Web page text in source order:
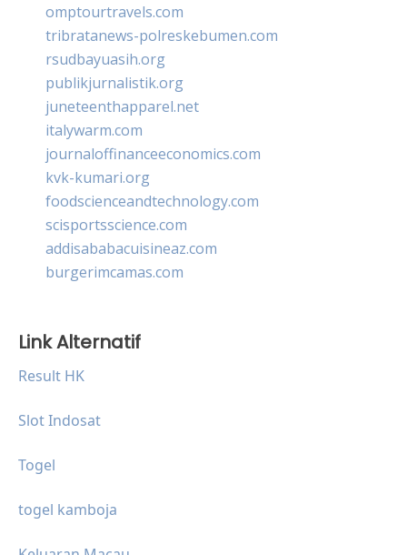
omptourtravels.com
tribratanews-polreskebumen.com
rsudbayuasih.org
publikjurnalistik.org
juneteenthapparel.net
italywarm.com
journaloffinanceeconomics.com
kvk-kumari.org
foodscienceandtechnology.com
scisportsscience.com
addisababacuisineaz.com
burgerimcamas.com
Link Alternatif
Result HK
Slot Indosat
Togel
togel kamboja